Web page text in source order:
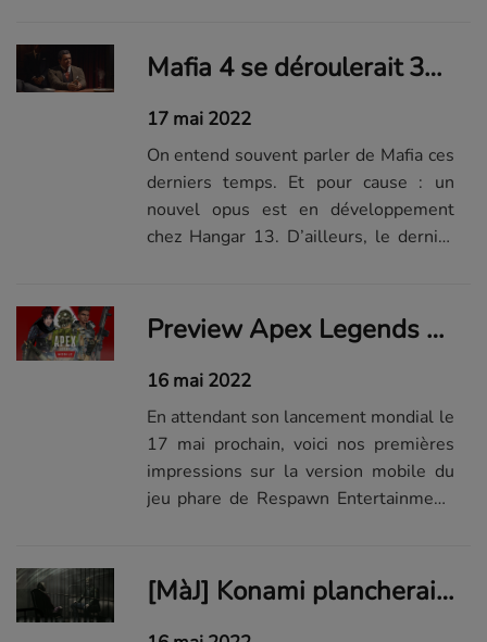
Mafia 4 se déroulerait 30 ans avant les événements du premier opus : des détails émergent
17 mai 2022
On entend souvent parler de Mafia ces
derniers temps. Et pour cause : un
nouvel opus est en développement
chez Hangar 13. D’ailleurs, le dernier
l'on appellera par défaut Mafia 4.
Preview Apex Legends Mobile : une formule toujours aussi efficace sur petit écran ?
16 mai 2022
En attendant son lancement mondial le
17 mai prochain, voici nos premières
impressions sur la version mobile du
jeu phare de Respawn Entertainment,
[MàJ] Konami plancherait sur un remake de Silent Hill 2